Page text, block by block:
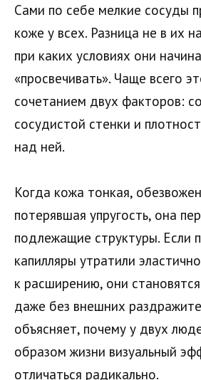
Сами по себе мелкие сосуды
коже у всех. Разница не в их
при каких условиях они
«просвечивать». Чаще всего
сочетанием двух факторов:
сосудистой стенки и
над ней.
Когда кожа тонкая,
потерявшая упругость, она
подлежащие структуры. Если
капилляры утратили
к расширению, они
даже без внешних
объясняет, почему у двух
образом жизни визуальный
отличаться радикально.